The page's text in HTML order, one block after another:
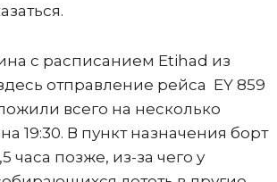
с расписанием Etihad из
отправление рейса EY 859
всего на несколько
на 19:30. В пункт назначения борт
часа позже, из-за чего у